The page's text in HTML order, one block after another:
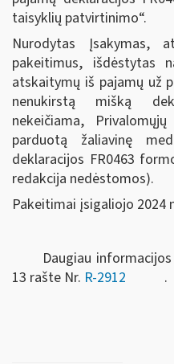
taisyklių patvirtinimo“.
Nurodytas Įsakymas,
pakeitimus, išdėstytas
atskaitymų iš pajamų už
nenukirstą mišką
nekeičiama,
parduotą žaliavinę
deklaracijos FR0463
redakcija nedėstomos).
Pakeitimai įsigaliojo 2024
Daugiau
13 rašte Nr. R-2912 .